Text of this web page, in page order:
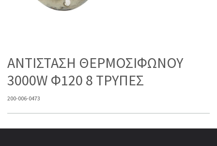
ΑΝΤΙΣΤΑΣΗ ΘΕΡΜΟΣΙΦΩΝΟΥ
3000W Φ120 8 ΤΡΥΠΕΣ
200-006-0473